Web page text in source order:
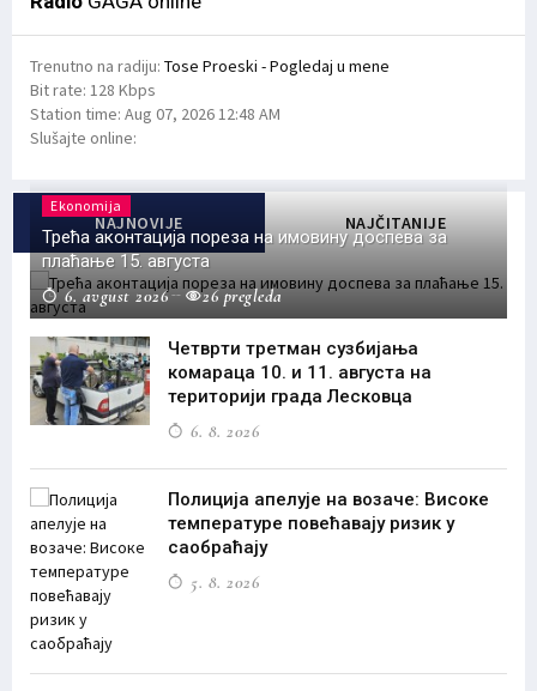
Trenutno na radiju: Tose Proeski - Pogledaj u mene
Bit rate: 128 Kbps
Station time: Aug 07, 202612:48 AM
Slušajte online:
NAJNOVIJE NAJČITANIJE
Ekonomija
Трећа аконтација пореза на имовину доспева за
плаћање 15. августа
6. avgust 2026
26 pregleda
Четврти третман сузбијања
комараца 10. и 11. августа на
територији града Лесковца
6. 8. 2026
Полиција апелује на возаче: Високе
температуре повећавају ризик у
саобраћају
5. 8. 2026